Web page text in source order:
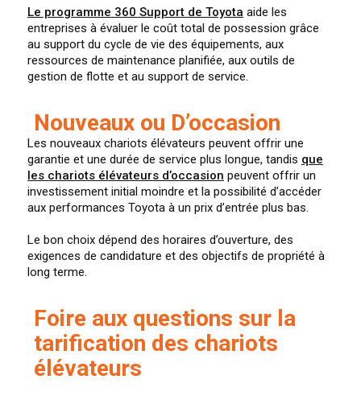
Le programme 360 Support de Toyota aide les
entreprises à évaluer le coût total de possession grâce
au support du cycle de vie des équipements, aux
ressources de maintenance planifiée, aux outils de
gestion de flotte et au support de service.
Nouveaux ou D’occasion
Les nouveaux chariots élévateurs peuvent offrir une
garantie et une durée de service plus longue, tandis que
les chariots élévateurs d’occasion peuvent offrir un
investissement initial moindre et la possibilité d’accéder
aux performances Toyota à un prix d’entrée plus bas.
Le bon choix dépend des horaires d’ouverture, des
exigences de candidature et des objectifs de propriété à
long terme.
Foire aux questions sur la
tarification des chariots
élévateurs